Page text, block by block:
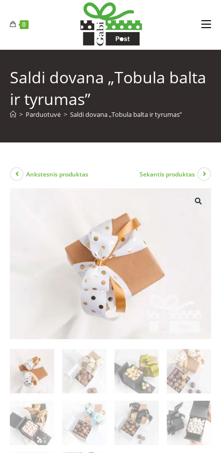
0
Saldi dovana „Tobula balta
ir tyrumas”
> Parduotuvė > Saldi dovana „Tobula balta ir tyrumas”
Ankstesnis produktas Sekantis produktas